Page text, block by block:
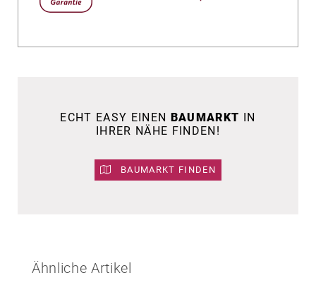
ECHT EASY EINEN BAUMARKT IN
IHRER NÄHE FINDEN!
BAUMARKT FINDEN
Ähnliche Artikel